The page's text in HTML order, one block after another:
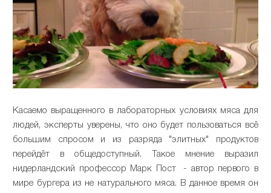
Касаемо выращенного в лабораторных условиях мяса для
людей, эксперты уверены, что оно будет пользоваться всё
большим спросом и из разряда "элитных" продуктов
перейдёт в общедоступный. Такое мнение выразил
нидерландский профессор Марк Пост - автор первого в
мире бургера из не натурального мяса. В данное время он